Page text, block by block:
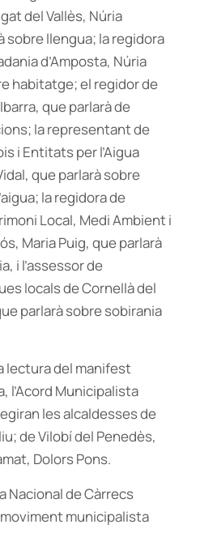
del Vallès, Núria
sobre llengua; la regidora
d’Amposta, Núria
habitatge; el regidor de
que parlarà de
la representant de
i Entitats per l’Aigua
que parlarà sobre
la regidora de
Local, Medi Ambient i
Maria Puig, que parlarà
i l’assessor de
locals de Cornellà del
parlarà sobre sobirania
lectura del manifest
l’Acord Municipalista
les alcaldesses de
de Vilobí del Penedès,
Dolors Pons.
Nacional de Càrrecs
municipalista